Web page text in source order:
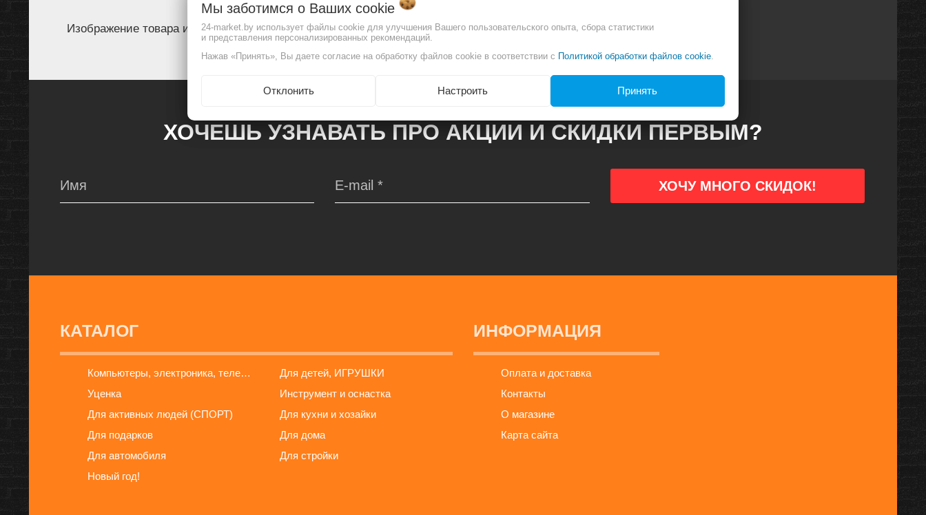
Изображение товара и комплектация могут отличаться. СмотретьПолное описание:
ХОЧЕШЬ УЗНАВАТЬ ПРО АКЦИИ И СКИДКИ ПЕРВЫМ?
КАТАЛОГ
Компьютеры, электроника, телефоны
Для детей, ИГРУШКИ
Уценка
Инструмент и оснастка
Для активных людей (СПОРТ)
Для кухни и хозайки
Для подарков
Для дома
Для автомобиля
Для стройки
Новый год!
ИНФОРМАЦИЯ
Оплата и доставка
Контакты
О магазине
Карта сайта
Мы заботимся о Ваших cookie
24-market.by использует файлы cookie для улучшения Вашего пользовательского опыта, сбора статистики
и представления персонализированных рекомендаций.
Нажав «Принять», Вы даете согласие на обработку файлов cookie в соответствии с Политикой обработки файлов cookie.
Отклонить Настроить Принять